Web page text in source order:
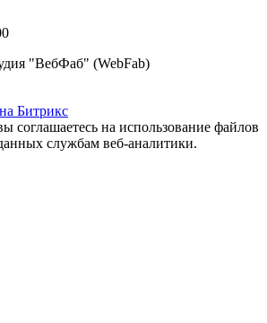
"ВебФаб" (WebFab)
Битрикс
соглашаетесь на использование файлов
службам веб-аналитики.